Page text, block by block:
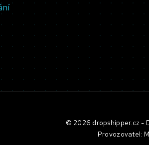
© 2026 dropshipper.cz -
Provozovatel: